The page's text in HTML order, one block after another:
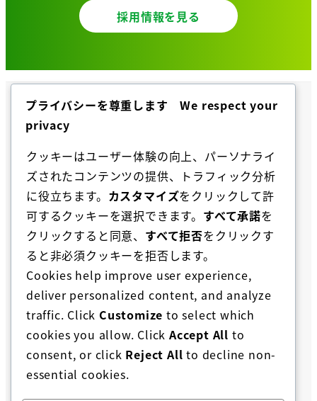
採用情報を見る
〒226-0016
神奈川県横浜市緑区霧が丘3丁目1番地14
(045) 442-6989
プライバシーを尊重します We respect your
privacy
クッキーはユーザー体験の向上、パーソナライ
ズされたコンテンツの提供、トラフィック分析
に役立ちます。 カスタマイズをクリックして許
可するクッキーを選択できます。 すべて承諾を
クリックすると同意、 すべて拒否をクリックす
ると非必須クッキーを拒否します。
Cookies help improve user experience,
deliver personalized content, and analyze
traffic. Click Customize to select which
cookies you allow. ClickAccept All to
consent, or click Reject All to decline non-
essential cookies.